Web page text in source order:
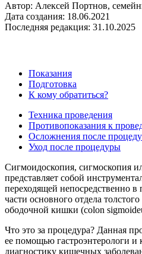
Автор: Алексей Портнов,
Дата создания: 18.06.2021
Последняя редакция: 31.10.2025
Показания
Подготовка
К кому обратиться?
Техника проведения
Противопоказания к
Осложнения после
Уход после процедуры
Сигмоидоскопия, сигмоскопия
представляет собой
переходящей непосредственно
части основного отдела
ободочной кишки (colon
Что это за процедура? Данная
ее помощью гастроэнтерологи и
диагностику кишечных